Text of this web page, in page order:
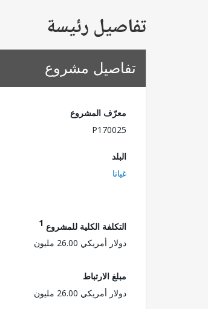
تفاصيل رئيسة
تفاصيل مشروع
معرّف المشروع
P170025
البلد
غيانا
التكلفة الكلية للمشروع 1
دولار أمريكي 26.00 مليون
مبلغ الارتباط
دولار أمريكي 26.00 مليون